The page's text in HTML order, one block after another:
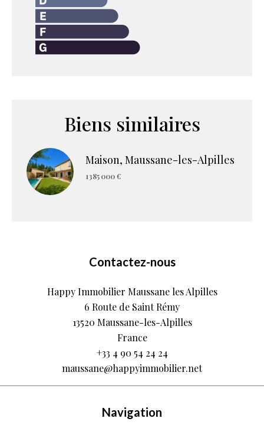
Biens similaires
Maison, Maussane-les-Alpilles
1 385 000 €
Contactez-nous
Happy Immobilier Maussane les Alpilles
6 Route de Saint Rémy
13520 Maussane-les-Alpilles
France
+33 4 90 54 24 24
maussane@happyimmobilier.net
Navigation